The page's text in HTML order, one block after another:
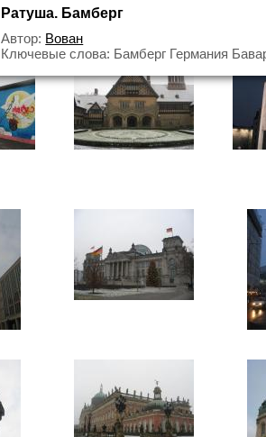
Ратуша. Бамберг
Автор: Вован
Ключевые слова: Бамберг Германия